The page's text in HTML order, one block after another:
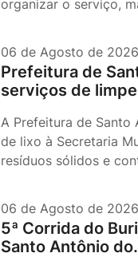
organizar o serviço,
06 de Agosto de 2026
Prefeitura de
serviços de
A Prefeitura de
de lixo à Secretaria
resíduos sólidos e
06 de Agosto de 2026
5ª Corrida do
Santo Antônio